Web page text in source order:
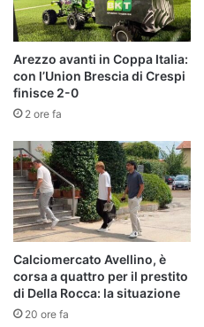
Arezzo avanti in Coppa Italia:
con l’Union Brescia di Crespi
finisce 2-0
2 ore fa
Calciomercato Avellino, è
corsa a quattro per il prestito
di Della Rocca: la situazione
20 ore fa